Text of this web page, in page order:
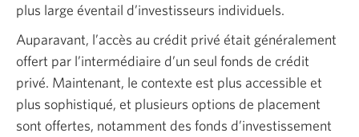
plus large éventail d’investisseurs individuels.
Auparavant, l’accès au crédit privé était généralement
offert par l’intermédiaire d’un seul fonds de crédit
privé. Maintenant, le contexte est plus accessible et
plus sophistiqué, et plusieurs options de placement
sont offertes, notamment des fonds d’investissement